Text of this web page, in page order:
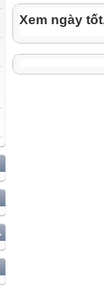
Xem ngày